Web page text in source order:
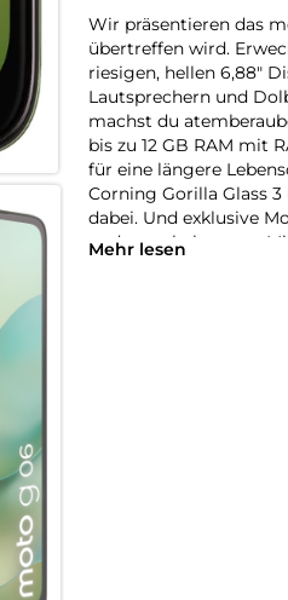
Wir präsentieren das
übertreffen wird.
riesigen, hellen 6,88″
Lautsprechern und
machst du
bis zu 12 GB RAM mit
für eine längere
Corning Gorilla Glass
dabei. Und exklusive
und unterhaltsamer.
Mehr lesen